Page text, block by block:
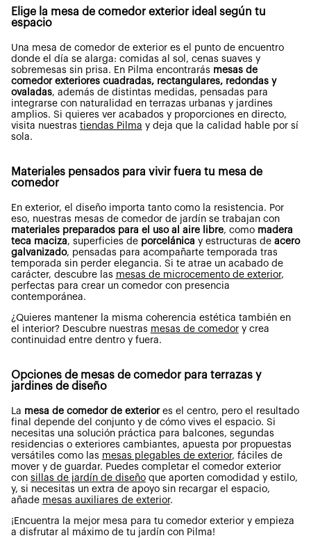
Elige la mesa de comedor exterior ideal según tu
espacio
Una mesa de comedor de exterior es el punto de encuentro
donde el día se alarga: comidas al sol, cenas suaves y
sobremesas sin prisa. En Pilma encontrarás mesas de
comedor exteriores cuadradas, rectangulares, redondas y
ovaladas, además de distintas medidas, pensadas para
integrarse con naturalidad en terrazas urbanas y jardines
amplios. Si quieres ver acabados y proporciones en directo,
visita nuestras tiendas Pilma y deja que la calidad hable por sí
sola.
Materiales pensados para vivir fuera tu mesa de
comedor
En exterior, el diseño importa tanto como la resistencia. Por
eso, nuestras mesas de comedor de jardín se trabajan con
materiales preparados para el uso al aire libre, como madera
teca maciza, superficies de porcelánica y estructuras de acero
galvanizado, pensadas para acompañarte temporada tras
temporada sin perder elegancia. Si te atrae un acabado de
carácter, descubre las mesas de microcemento de exterior,
perfectas para crear un comedor con presencia
contemporánea.
¿Quieres mantener la misma coherencia estética también en
el interior? Descubre nuestras mesas de comedory crea
continuidad entre dentro y fuera.
Opciones de mesas de comedor para terrazas y
jardines de diseño
La mesa de comedor de exteriores el centro, pero el resultado
final depende del conjunto y de cómo vives el espacio. Si
necesitas una solución práctica para balcones, segundas
residencias o exteriores cambiantes, apuesta por propuestas
versátiles como las mesas plegables de exterior, fáciles de
mover y de guardar. Puedes completar el comedor exterior
con sillas de jardín de diseñoque aporten comodidad y estilo,
y, si necesitas un extra de apoyo sin recargar el espacio,
añade mesas auxiliares de exterior.
¡Encuentra la mejor mesa para tu comedor exterior y empieza
a disfrutar al máximo de tu jardín con Pilma!